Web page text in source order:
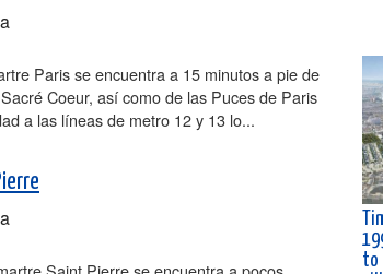
Paris se encuentra a 15 minutos a pie de
Coeur, así como de las Puces de Paris
a las líneas de metro 12 y 13 lo...
to